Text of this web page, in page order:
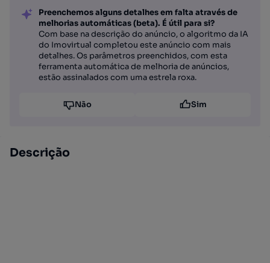
Preenchemos alguns detalhes em falta através de
melhorias automáticas (beta). É útil para si?
Com base na descrição do anúncio, o algoritmo da IA
do Imovirtual completou este anúncio com mais
detalhes. Os parâmetros preenchidos, com esta
ferramenta automática de melhoria de anúncios,
estão assinalados com uma estrela roxa.
Não Sim
Descrição